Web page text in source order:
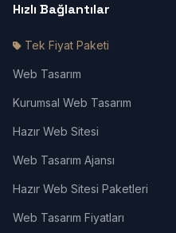
Hızlı Bağlantılar
Tek Fiyat Paketi
Web Tasarım
Kurumsal Web Tasarım
Hazır Web Sitesi
Web Tasarım Ajansı
Hazır Web Sitesi Paketleri
Web Tasarım Fiyatları